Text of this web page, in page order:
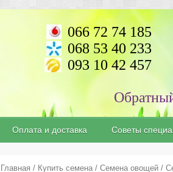
066 72 74 185
068 53 40 233
093 10 42 457
Оплата и доставка Советы
Главная / Купить семена/ Семена овощей/